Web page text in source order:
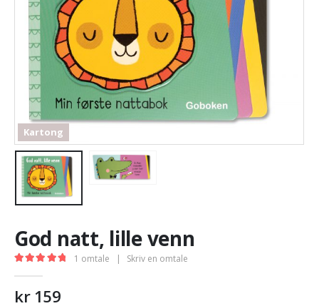
Kartong
God natt, lille venn
1 omtale | Skriv en omtale
kr159